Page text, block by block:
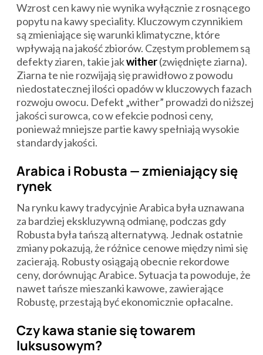
Wzrost cen kawy nie wynika wyłącznie z rosnącego
popytu na kawy speciality. Kluczowym czynnikiem
są zmieniające się warunki klimatyczne, które
wpływają na jakość zbiorów. Częstym problemem są
defekty ziaren, takie jakwither(zwiędnięte ziarna).
Ziarna te nie rozwijają się prawidłowo z powodu
niedostatecznej ilości opadów w kluczowych fazach
rozwoju owocu. Defekt „wither” prowadzi do niższej
jakości surowca, co w efekcie podnosi ceny,
ponieważ mniejsze partie kawy spełniają wysokie
standardy jakości.
Arabica i Robusta — zmieniający się
rynek
Na rynku kawy tradycyjnie Arabica była uznawana
za bardziej ekskluzywną odmianę, podczas gdy
Robusta była tańszą alternatywą. Jednak ostatnie
zmiany pokazują, że różnice cenowe między nimi się
zacierają. Robusty osiągają obecnie rekordowe
ceny, dorównując Arabice. Sytuacja ta powoduje, że
nawet tańsze mieszanki kawowe, zawierające
Robustę, przestają być ekonomicznie opłacalne.
Czy kawa stanie się towarem
luksusowym?